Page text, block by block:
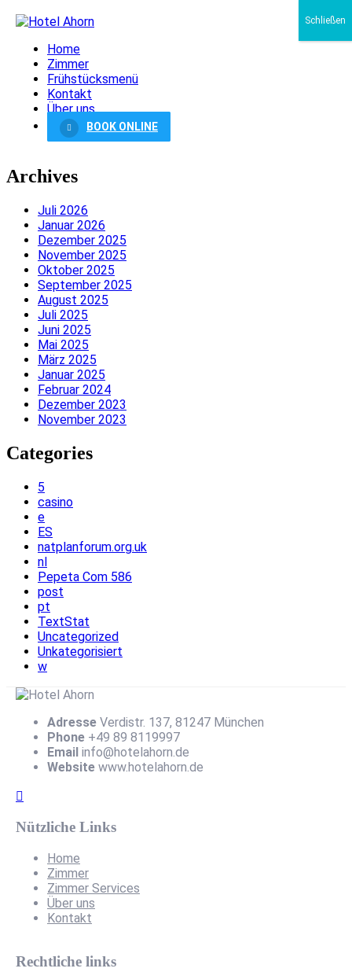
Home
Zimmer
Frühstücksmenü
Kontakt
Über uns
BOOK ONLINE
Archives
Juli 2026
Januar 2026
Dezember 2025
November 2025
Oktober 2025
September 2025
August 2025
Juli 2025
Juni 2025
Mai 2025
März 2025
Januar 2025
Februar 2024
Dezember 2023
November 2023
Categories
5
casino
e
ES
natplanforum.org.uk
nl
Pepeta Com 586
post
pt
TextStat
Uncategorized
Unkategorisiert
w
Adresse Verdistr. 137, 81247 München
Phone +49 89 8119997
Email info@hotelahorn.de
Website www.hotelahorn.de
Nützliche Links
Home
Zimmer
Zimmer Services
Über uns
Kontakt
Rechtliche links
Schließen